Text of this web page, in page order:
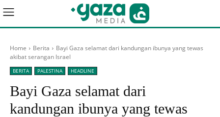
Home Berita
Bayi Gaza selamat dari kandungan ibunya yang tewas
akibat serangan Israel
BERITA PALESTINA HEADLINE
Bayi Gaza selamat dari
kandungan ibunya yang tewas